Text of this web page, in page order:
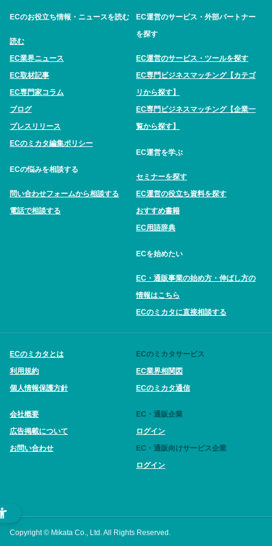
ECのお役立ち情報・ニュースを読む
読む
EC業界ニュース
EC取材記事
EC専門家コラム
ブログ
プレスリリース
ECのミカタ編集ポリシー
ECの悩みを相談する
問い合わせフォームから相談する
電話で相談する
EC運営のサービス・外部パートナー
を探す
EC運営のサービス・ツールを探す
EC専門ビジネスマッチング【カテゴ
リから探す】
EC専門ビジネスマッチング【企業一
覧から探す】
EC運営を学ぶ
セミナーを探す
EC運営の役立ち資料を探す
おすすめ書籍
EC用語辞典
ECを始めたい
EC・通販事業の始め方・伸ばし方の
情報はこちら
ECのミカタに直接相談する
ECのミカタとは
利用規約
個人情報保護方針
会社概要
広告掲載について
お問い合わせ
ECのミカタサービス
EC業界相関図
ECのミカタ通信
EC・通販企業
ログイン
EC・通販向けサービス企業
ログイン
Copyright © Mikata Co., Ltd. All Rights Reserved.